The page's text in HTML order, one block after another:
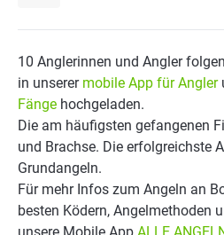
10 Anglerinnen und Angler
in unserer mobile App für Angler
Fänge hochgeladen.
Die am häufigsten gefangenen
und Brachse. Die erfolgreichste
Grundangeln.
Für mehr Infos zum Angeln an
besten Ködern, Angelmethoden